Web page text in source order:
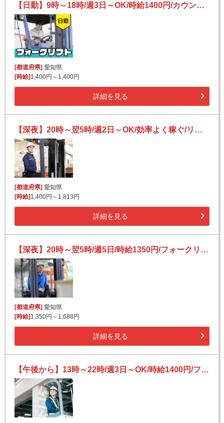
【日勤】9時～18時/週3日～OK/時給1400円/カウンターフォークリフトでパレッド、空箱の整理
[都道府県] 愛知県
[時給] 1,400円～1,400円
詳細を見る
【深夜】20時～翌5時/週2日～OK/効率よく稼ぐ/リーチリフト/食品の入出庫作業/Wワークにも
[都道府県] 愛知県
[時給] 1,400円～1,813円
詳細を見る
【深夜】20時～翌5時/週5日/時給1350円/フォークリフト/ハム・レンチン商品等の入荷
[都道府県] 愛知県
[時給] 1,350円～1,688円
詳細を見る
【午後から】13時～22時/週3日～OK/時給1400円/フォークリフト/乳製品の入出荷